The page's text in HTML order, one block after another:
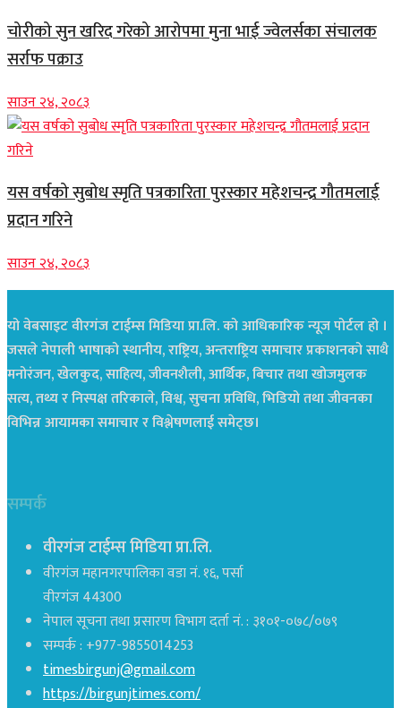
चोरीको सुन खरिद गरेको आरोपमा मुना भाई ज्वेलर्सका संचालक
सर्राफ पक्राउ
साउन २४, २०८३
यस वर्षको सुबोध स्मृति पत्रकारिता पुरस्कार महेशचन्द्र गौतमलाई
प्रदान गरिने
साउन २४, २०८३
यो वेबसाइट वीरगंज टाईम्स मिडिया प्रा.लि. को आधिकारिक न्यूज पोर्टल हो ।
जसले नेपाली भाषाको स्थानीय, राष्ट्रिय, अन्तराष्ट्रिय समाचार प्रकाशनको साथै
मनोरंजन, खेलकुद, साहित्य, जीवनशैली, आर्थिक, बिचार तथा खोजमुलक
सत्य, तथ्य र निस्पक्ष तरिकाले, विश्व, सुचना प्रविधि, भिडियो तथा जीवनका
विभिन्न आयामका समाचार र विश्लेषणलाई समेट्छ।
सम्पर्क
वीरगंज टाईम्स मिडिया प्रा.लि.
वीरगंज महानगरपालिका वडा नं. १६, पर्सा
वीरगंज 44300
नेपाल सूचना तथा प्रसारण विभाग दर्ता नं. : ३१०१-०७८/०७९
सम्पर्क : +977-9855014253
timesbirgunj@gmail.com
https://birgunjtimes.com/